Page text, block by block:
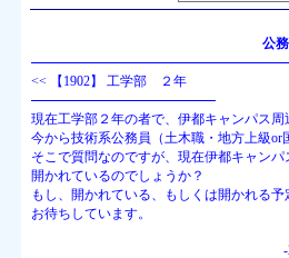
公
<< 【1902】 工学部 ２年
現在工学部２年の者で、伊都キャンパス
今から技術系公務員（土木職・地方上級
そこで質問なのですが、現在伊都キャン
開かれているのでしょうか？
もし、開かれている、もしくは開かれる
お待ちしています。